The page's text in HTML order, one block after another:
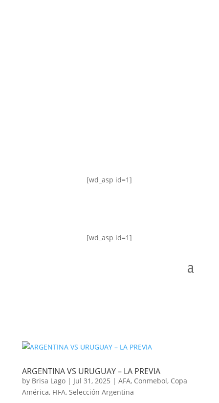
[wd_asp id=1]
[wd_asp id=1]
ARGENTINA VS URUGUAY – LA PREVIA
by Brisa Lago| Jul 31, 2025 | AFA, Conmebol, Copa
América, FIFA, Selección Argentina